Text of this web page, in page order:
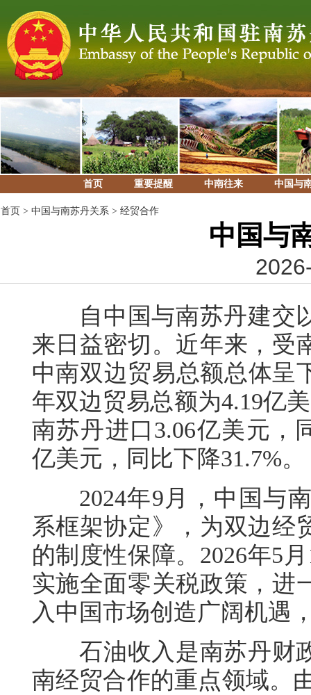
首页 重要提醒 中南往来 中国与
首页 > 中国与南苏丹关系 > 经贸合作
中国与
自中国与南苏丹建交以
来日益密切。近年来，受
中南双边贸易总额总体呈
年双边贸易总额为4.19亿
南苏丹进口3.06亿美元，
亿美元，同比下降31.7%。
2024年9月，中国与南
系框架协定》，为双边经
的制度性保障。2026年5
实施全面零关税政策，进
入中国市场创造广阔机遇
石油收入是南苏丹财政
南经贸合作的重点领域。